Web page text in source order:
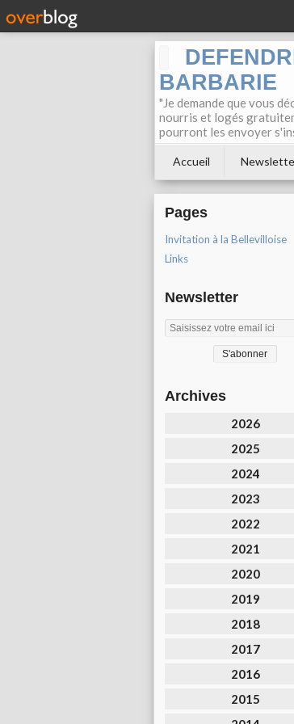
BARBARIE
"Je demande que vous
nourris et logés
pourront les envoyer
Accueil
Pages
Invitation à la Bellevilloise
Links
Newsletter
Archives
2026
2025
2024
2023
2022
2021
2020
2019
2018
2017
2016
2015